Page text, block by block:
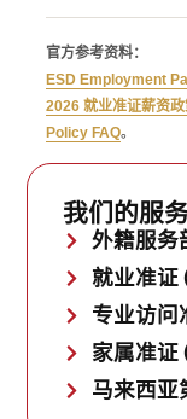
官方参考资料：
ESD Employment
2026 就业准证薪资
Policy FAQ。
我们的服
外籍服务
就业准证
专业访问
家属准证
马来西亚